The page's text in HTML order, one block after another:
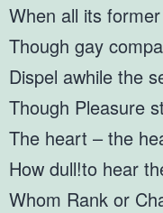
When all its
Though gay
Dispel awhile the
Though Pleasure
The heart – the
How dull!to hear
Whom Rank or